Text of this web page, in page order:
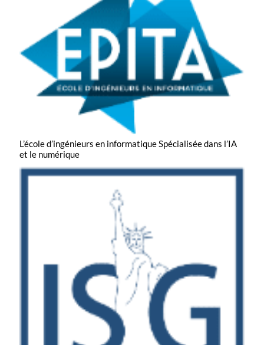
L’école d’ingénieurs en informatiqueSpécialisée dans l’IA
et le numérique